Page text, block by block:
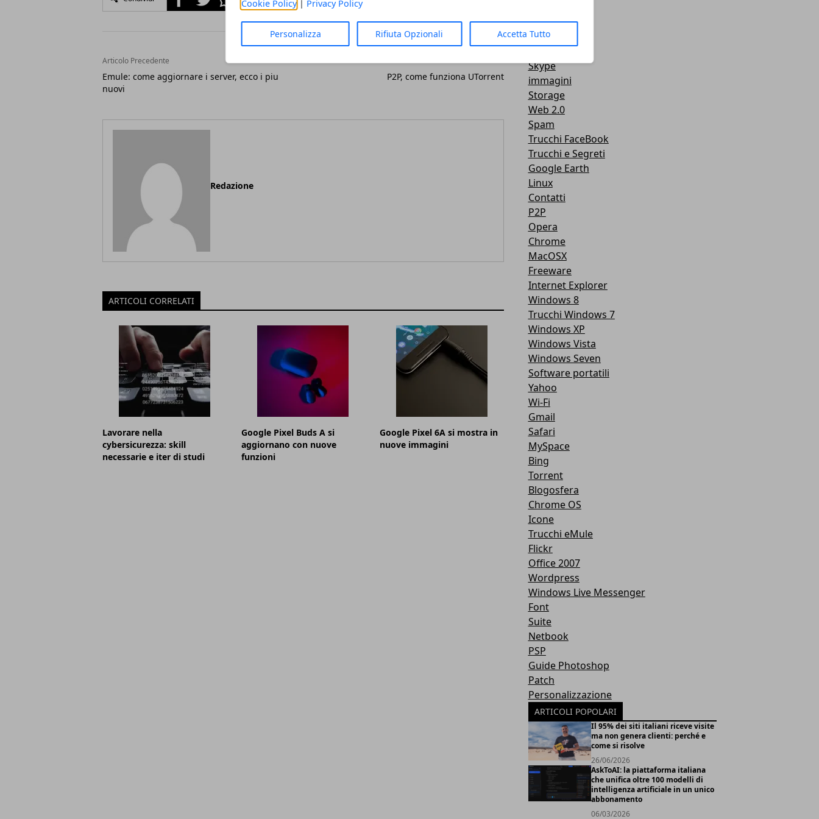
Cookie Policy| Privacy Policy
Personalizza Rifiuta Opzionali Accetta Tutto
Articolo Precedente
Emule: come aggiornare i server, ecco i piu
nuovi
Articolo Successivo
P2P, come funziona UTorrent
Redazione
ARTICOLI CORRELATI
Lavorare nella
cybersicurezza: skill
necessarie e iter di studi
Google Pixel Buds A si
aggiornano con nuove
funzioni
Google Pixel 6A si mostra in
nuove immagini
3D
Messenger
Skype
immagini
Storage
Web 2.0
Spam
Trucchi FaceBook
Trucchi e Segreti
Google Earth
Linux
Contatti
P2P
Opera
Chrome
MacOSX
Freeware
Internet Explorer
Windows 8
Trucchi Windows 7
Windows XP
Windows Vista
Windows Seven
Software portatili
Yahoo
Wi-Fi
Gmail
Safari
MySpace
Bing
Torrent
Blogosfera
Chrome OS
Icone
Trucchi eMule
Flickr
Office 2007
Wordpress
Windows Live Messenger
Font
Suite
Netbook
PSP
Guide Photoshop
Patch
Personalizzazione
ARTICOLI POPOLARI
Il 95% dei siti italiani riceve visite
ma non genera clienti: perché e
come si risolve
26/06/2026
AskToAI: la piattaforma italiana
che unifica oltre 100 modelli di
intelligenza artificiale in un unico
abbonamento
06/03/2026